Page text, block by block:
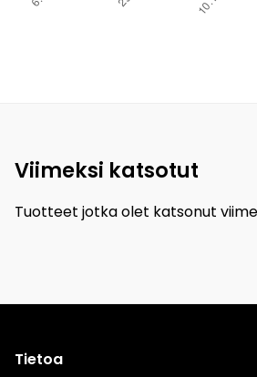
Viimeksi katsotut
Tuotteet jotka olet katsonut
Tietoa